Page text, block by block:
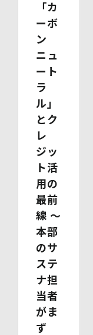
・ 委任状
・ ご本人の印
・ 委任を受け
1回のお求めに
お送りいただく
す。その他の方
(4)開示等の請求
個人情報保護管
・住所：東京
7丁目ビル 4階
・連絡先：
【個人情報を与
かった場合に生
個⼈情報を取得
ただくものです。
ただし、必要な
の諸⼿続⼜は処
「カ
ーボ
ン
ニュ
ート
ラ
ル」
とク
レ
ジッ
ト活
用の
最前
線 〜
本部
のサ
ステ
ナ担
当者
がま
ず